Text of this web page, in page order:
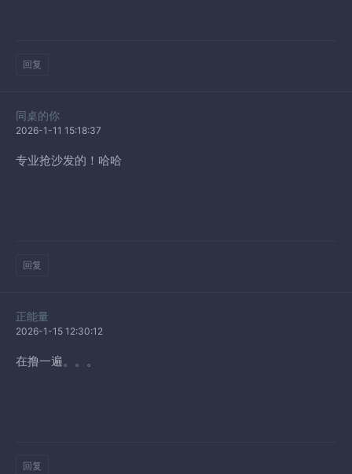
回复
同桌的你
2026-1-11 15:18:37
专业抢沙发的！哈哈
回复
正能量
2026-1-15 12:30:12
在撸一遍。。。
回复